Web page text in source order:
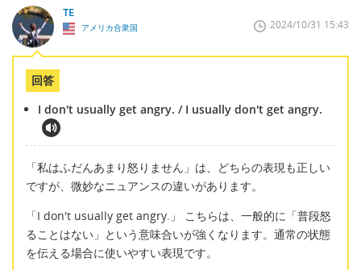
TE
アメリカ合衆国 2024/10/31 15:43
回答
I don't usually get angry. / I usually don't get angry.
「私はふだんあまり怒りません」は、どちらの表現も正しい
ですが、微妙なニュアンスの違いがあります。
「I don't usually get angry.」 こちらは、一般的に「普段怒
ることはない」という意味合いが強くなります。通常の状態
を伝える場合に使いやすい表現です。